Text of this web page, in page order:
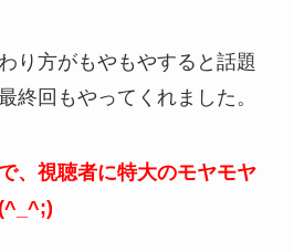
り方がもやもやすると話題
終回もやってくれました。
、視聴者に特大のモヤモヤ